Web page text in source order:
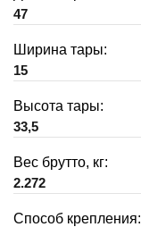
47
Ширина тары:
15
Высота тары:
33,5
Вес брутто, кг:
2.272
Способ крепления: